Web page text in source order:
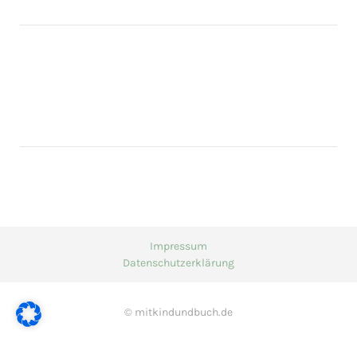
Impressum
Datenschutzerklärung
© mitkindundbuch.de